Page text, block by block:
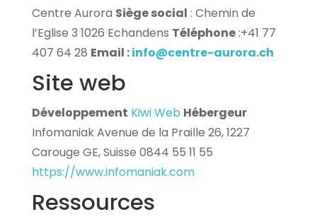
Centre Aurora Siège social : Chemin de
l’Eglise 3 1026 Echandens Téléphone:+41 77
407 64 28 Email :info@centre-aurora.ch
Site web
Développement Kiwi Web Hébergeur
Infomaniak Avenue de la Praille 26, 1227
Carouge GE, Suisse 0844 55 11 55
https://www.infomaniak.com
Ressources